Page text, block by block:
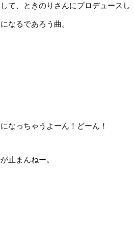
て、ときのりさんにプロデュースし
なるであろう曲。
なっちゃうよーん！どーん！
止まんねー。